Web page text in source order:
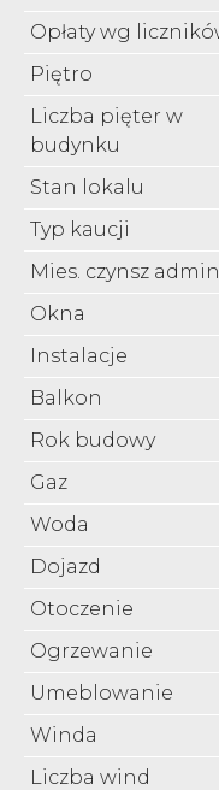
Opłaty wg
Piętro
Liczba pięter w
budynku
Stan lokalu
Typ kaucji
Mies. czynsz
Okna
Instalacje
Balkon
Rok budowy
Gaz
Woda
Dojazd
Otoczenie
Ogrzewanie
Umeblowanie
Winda
Liczba wind